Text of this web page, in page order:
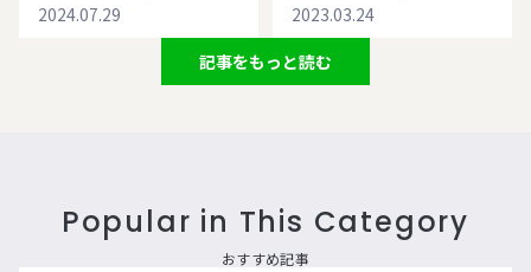
2024.07.29
2023.03.24
記事をもっと読む
Popular in This Category
おすすめ記事